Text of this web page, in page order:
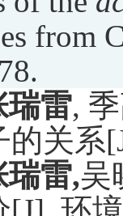
from
瑞雷,
的关系
瑞雷,吴